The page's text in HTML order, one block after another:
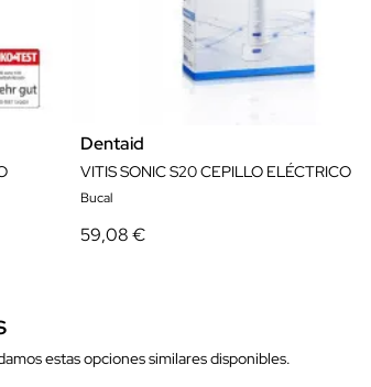
Dentaid
VITIS SONIC S20 CEPILLO ELÉCTRICO
Bucal
59,08 €
estas opciones similares disponibles.